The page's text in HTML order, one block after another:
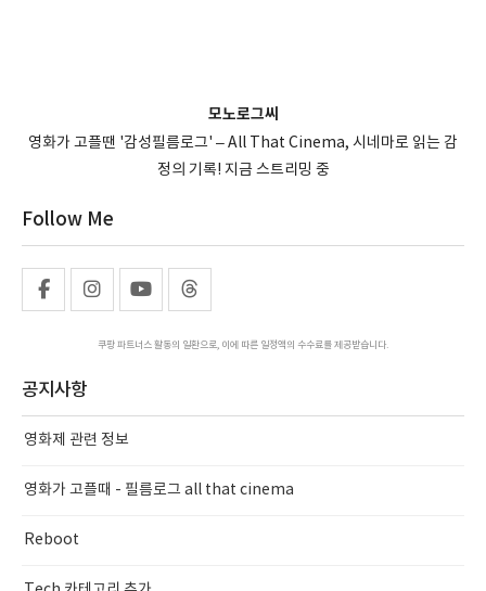
모노로그씨
영화가 고플땐 '감성필름로그' – All That Cinema, 시네마로 읽는 감
정의 기록! 지금 스트리밍 중
Follow Me
쿠팡 파트너스 활동의 일환으로, 이에 따른 일정액의 수수료를 제공받습니다.
공지사항
영화제 관련 정보
영화가 고플때 - 필름로그 all that cinema
Reboot